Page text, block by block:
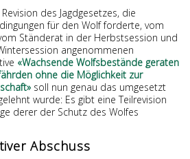
des Jagdgesetzes, die
für den Wolf forderte, vom
Ständerat in der Herbstsession und
angenommenen
«Wachsende Wolfsbestände geraten
ohne die Möglichkeit zur
soll nun genau das umgesetzt
wurde: Es gibt eine Teilrevision
derer der Schutz des Wolfes
Abschuss